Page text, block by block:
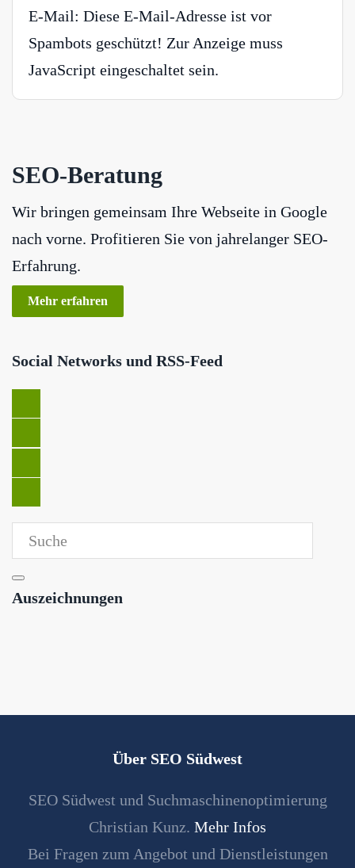
E-Mail: Diese E-Mail-Adresse ist vor
Spambots geschützt! Zur Anzeige muss
JavaScript eingeschaltet sein.
SEO-Beratung
Wir bringen gemeinsam Ihre Webseite in Google
nach vorne. Profitieren Sie von jahrelanger SEO-
Erfahrung.
Mehr erfahren
Social Networks und RSS-Feed
Auszeichnungen
Über SEO Südwest
SEO Südwest und Suchmaschinenoptimierung
Christian Kunz. Mehr Infos
Bei Fragen zum Angebot und Dienstleistungen